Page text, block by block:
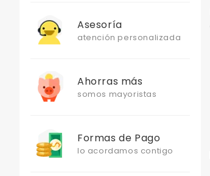
Asesoría
atención personalizada
Ahorras más
somos mayoristas
Formas de Pago
lo acordamos contigo